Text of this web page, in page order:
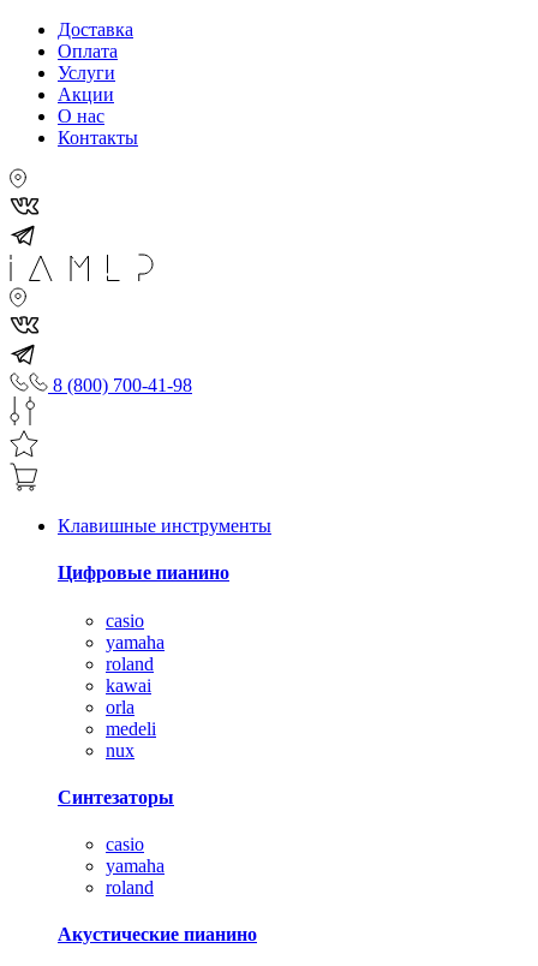
Доставка
Оплата
Услуги
Акции
О нас
Контакты
8 (800) 700-41-98
Клавишные инструменты
Цифровые пианино
casio
yamaha
roland
kawai
orla
medeli
nux
Синтезаторы
casio
yamaha
roland
Акустические пианино